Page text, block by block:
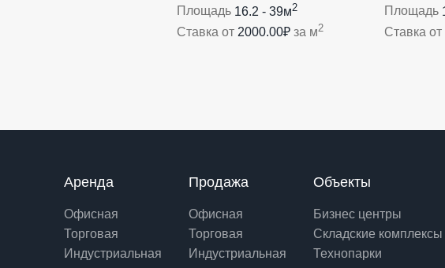
Площадь 16.2 - 39м2
Ставка от 2000.00₽ за м2
Площадь
Ставка от
Аренда
Офисная
Торговая
Индустриальная
Продажа
Офисная
Торговая
Индустриальная
Объекты
Бизнес центры
Складские комплексы
Технопарки